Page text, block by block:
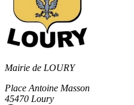
Mairie de LOURY
Place Antoine Masson
45470 Loury